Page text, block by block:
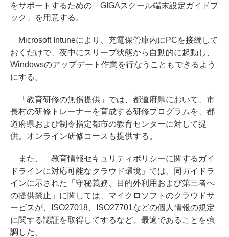
をサポートするための「GIGAスクール端末設定ガイドブ
ック」を用意する。
Microsoft Intuneにより、充電保管庫内にPCを接続して
おくだけで、夜中にスリープ状態から自動的に起動し、
Windowsのアップデート作業を行なうこともできるよう
にする。
「教育研修の無償提供」では、都道府県において、市
長村の研修トレーナーを育成する研修プログラムを、都
道府県および制令指定都市の教育センターに対して提
供。オンライン研修コースも提供する。
また、「教育情報セキュリティポリシーに関するガイ
ドラインに対応可能なクラウド環境」では、同ガイドラ
インに示された「守秘義務、目的外利用および第三者へ
の提供禁止」に関しては、マイクロソフトのクラウドサ
ービスが、ISO27018、ISO27701などの個人情報の規定
に関する認証を取得してするなど、最適であることを強
調した。